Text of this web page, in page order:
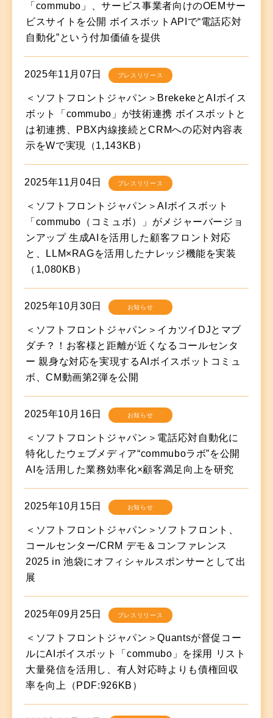
「commubo」、サービス事業者向けのOEMサー
ビスサイトを公開 ボイスボットAPIで“電話応対
自動化”という付加価値を提供
2025年11月07日 プレスリリース
＜ソフトフロントジャパン＞BrekekeとAIボイス
ボット「commubo」が技術連携 ボイスボットと
は初連携、PBX内線接続とCRMへの応対内容表
示をWで実現（1,143KB）
2025年11月04日 プレスリリース
＜ソフトフロントジャパン＞AIボイスボット
「commubo（コミュボ）」がメジャーバージョ
ンアップ 生成AIを活用した顧客フロント対応
と、LLM×RAGを活用したナレッジ機能を実装
（1,080KB）
2025年10月30日 お知らせ
＜ソフトフロントジャパン＞イカツイDJとマブ
ダチ？！お客様と距離が近くなるコールセンタ
ー 親身な対応を実現するAIボイスボットコミュ
ボ、CM動画第2弾を公開
2025年10月16日 お知らせ
＜ソフトフロントジャパン＞電話応対自動化に
特化したウェブメディア“commuboラボ”を公開
AIを活用した業務効率化×顧客満足向上を研究
2025年10月15日 お知らせ
＜ソフトフロントジャパン＞ソフトフロント、
コールセンター/CRM デモ＆コンファレンス
2025 in 池袋にオフィシャルスポンサーとして出
展
2025年09月25日 プレスリリース
＜ソフトフロントジャパン＞Quantsが督促コー
ルにAIボイスボット「commubo」を採用 リスト
大量発信を活用し、有人対応時よりも債権回収
率を向上（PDF:926KB）